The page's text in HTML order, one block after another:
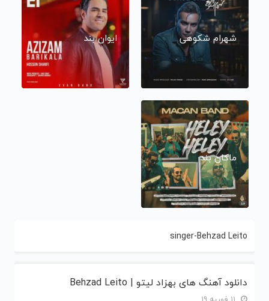
شهرام شکوهی ایوان بند
ماکان بند
singer-Behzad Leito
دانلود آهنگ های بهزاد لیتو | Behzad Leito